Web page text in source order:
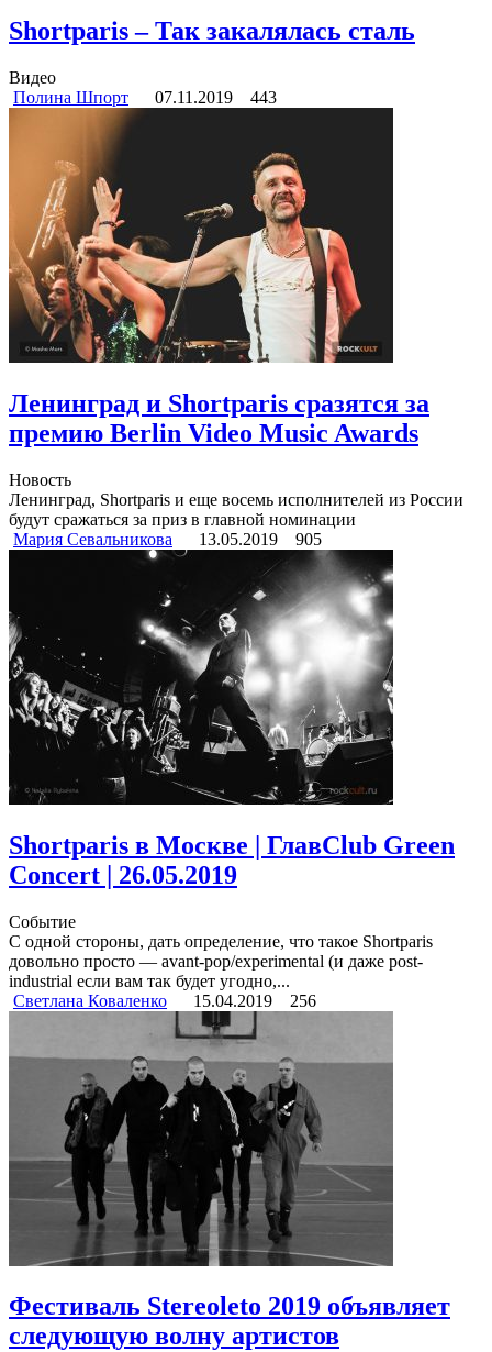
Shortparis – Так закалялась сталь
Видео
Полина Шпорт
07.11.2019 443
Ленинград и Shortparis сразятся за
премию Berlin Video Music Awards
Новость
Ленинград, Shortparis и еще восемь исполнителей из России
будут сражаться за приз в главной номинации
Мария Севальникова
13.05.2019 905
Shortparis в Москве | ГлавClub Green
Concert | 26.05.2019
Событие
С одной стороны, дать определение, что такое Shortparis
довольно просто — avant-pop/experimental (и даже post-
industrial если вам так будет угодно,...
Светлана Коваленко
15.04.2019 256
Фестиваль Stereoleto 2019 объявляет
следующую волну артистов